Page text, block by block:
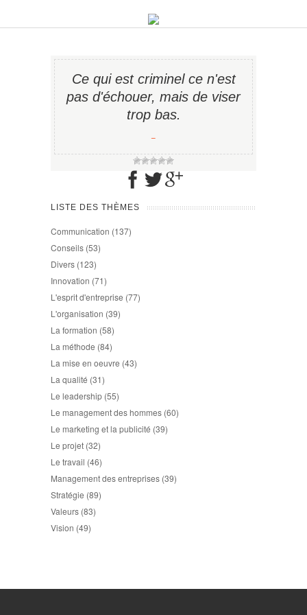
Ce qui est criminel ce n'est
pas d'échouer, mais de viser
trop bas.
−
LISTE DES THÈMES
Communication (137)
Conseils (53)
Divers (123)
Innovation (71)
L'esprit d'entreprise (77)
L'organisation (39)
La formation (58)
La méthode (84)
La mise en oeuvre (43)
La qualité (31)
Le leadership (55)
Le management des hommes (60)
Le marketing et la publicité (39)
Le projet (32)
Le travail (46)
Management des entreprises (39)
Stratégie (89)
Valeurs (83)
Vision (49)